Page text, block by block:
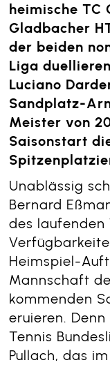
heimische TC
Gladbacher
der beiden
Liga
Luciano
Sandplatz-
Meister von
Saisonstart
Unablässig
Bernard
des laufenden
Heimspiel-
Mannschaft
kommenden
eruieren.
Tennis
Pullach, das